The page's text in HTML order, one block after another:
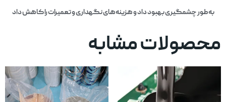
به‌طور چشمگیری بهبود داد و هزینه‌های نگهداری و تعمیرات را کاهش داد
محصولات مشابه